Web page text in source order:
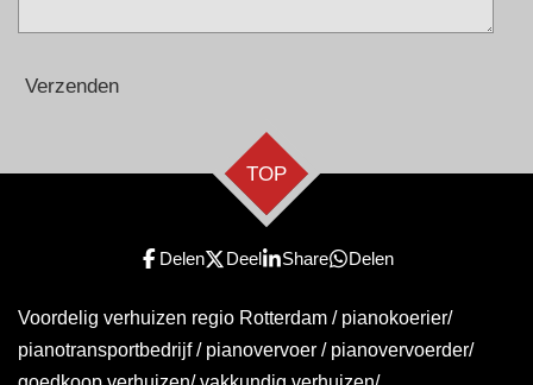
Verzenden
TOP
Delen Deel Share Delen
Voordelig verhuizen regio Rotterdam / pianokoerier/
pianotransportbedrijf / pianovervoer / pianovervoerder/